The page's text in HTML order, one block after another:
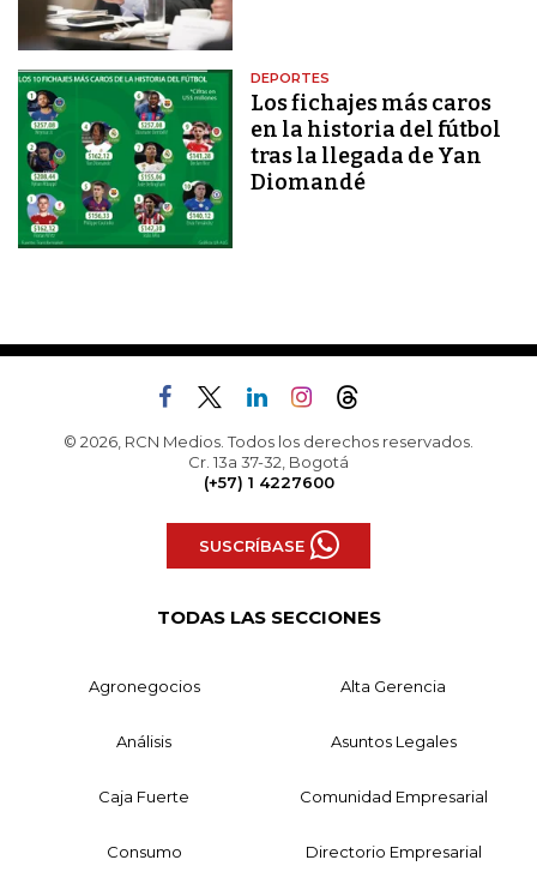
DEPORTES
Los fichajes más caros
en la historia del fútbol
tras la llegada de Yan
Diomandé
© 2026, RCN Medios. Todos los derechos reservados.
Cr. 13a 37-32, Bogotá
(+57) 1 4227600
SUSCRÍBASE
TODAS LAS SECCIONES
Agronegocios Alta Gerencia
Análisis Asuntos Legales
Caja Fuerte Comunidad Empresarial
Consumo Directorio Empresarial